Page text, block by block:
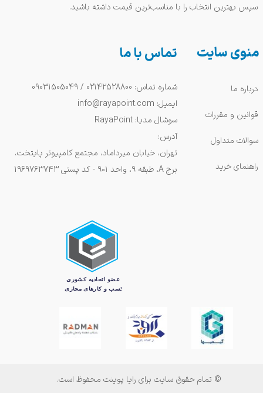
منوی سایت
درباره ما
قوانین و مقررات
سوالات متداول
راهنمای خرید
© تمام حقوق سایت برای رایا پوینت محفوظ است.
سپس بهترین انتخاب را با مناسب‌ترین قیمت داشته باشید.
تماس با ما
شماره تماس: 02142528800 / 09031505049
ایمیل: info@rayapoint.com
سوشال مدیا: RayaPoint
آدرس:
تهران، خیابان میرداماد، مجتمع کامپیوتر پایتخت،
برج A، طبقه ۹، واحد ۹۰۱ - کد پستی 1969763743